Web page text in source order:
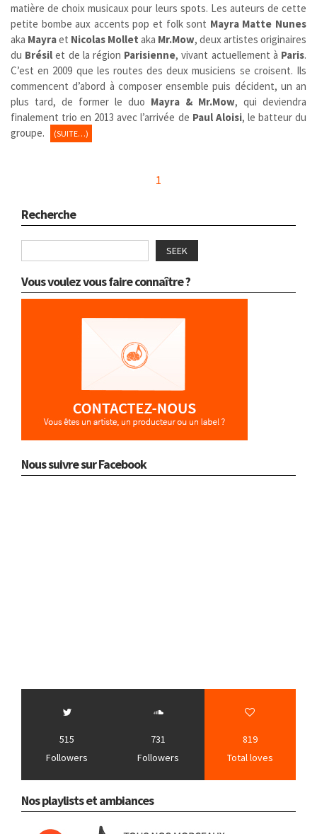
matière de choix musicaux pour leurs spots. Les auteurs de cette
petite bombe aux accents pop et folk sont Mayra Matte Nunes
aka Mayraet Nicolas Mollet aka Mr.Mow, deux artistes originaires
du Brésil et de la région Parisienne, vivant actuellement à Paris.
C’est en 2009 que les routes des deux musiciens se croisent. Ils
commencent d’abord à composer ensemble puis décident, un an
plus tard, de former le duo Mayra & Mr.Mow, qui deviendra
finalement trio en 2013 avec l’arrivée de Paul Aloisi, le batteur du
groupe.
(SUITE…)
1
Recherche
SEEK
Vous voulez vous faire connaître ?
Nous suivre sur Facebook
515
Followers
731
Followers
819
Total loves
Nos playlists et ambiances